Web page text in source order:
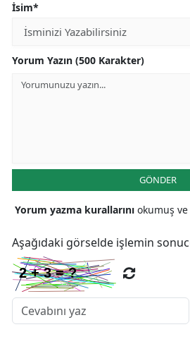
İsim*
Yorum Yazın (500 Karakter)
GÖNDER
Yorum yazma kurallarını okumuş ve
Aşağıdaki görselde işlemin